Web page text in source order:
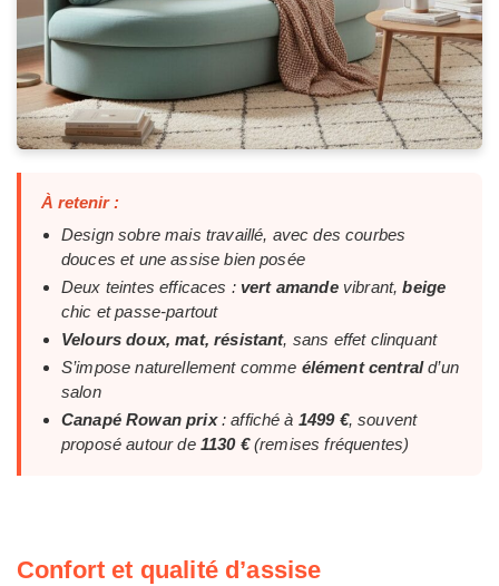
À retenir :
Design sobre mais travaillé, avec des courbes
douces et une assise bien posée
Deux teintes efficaces : vert amandevibrant,beige
chic et passe-partout
Velours doux, mat, résistant, sans effet clinquant
S’impose naturellement comme élément centrald’un
salon
Canapé Rowan prix: affiché à 1499 €, souvent
proposé autour de 1130 €(remises fréquentes)
Confort et qualité d’assise